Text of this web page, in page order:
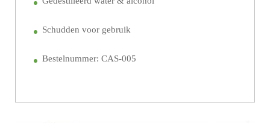
Schudden voor gebruik
Bestelnummer: CAS-005